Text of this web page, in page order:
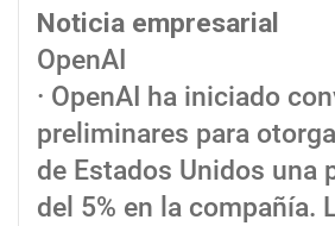
Noticia empresarial
OpenAI
· OpenAI ha iniciado
preliminares para
de Estados Unidos una
del 5% en la compañía.